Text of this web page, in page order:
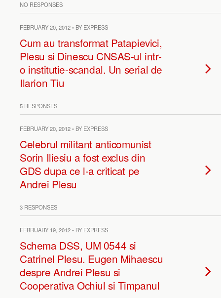
NO RESPONSES
FEBRUARY 20, 2012 • BY EXPRESS
Cum au transformat Patapievici,
Plesu si Dinescu CNSAS-ul intr-
o institutie-scandal. Un serial de
Ilarion Tiu
5 RESPONSES
FEBRUARY 20, 2012 • BY EXPRESS
Celebrul militant anticomunist
Sorin Iliesiu a fost exclus din
GDS dupa ce l-a criticat pe
Andrei Plesu
3 RESPONSES
FEBRUARY 19, 2012 • BY EXPRESS
Schema DSS, UM 0544 si
Catrinel Plesu. Eugen Mihaescu
despre Andrei Plesu si
Cooperativa Ochiul si Timpanul